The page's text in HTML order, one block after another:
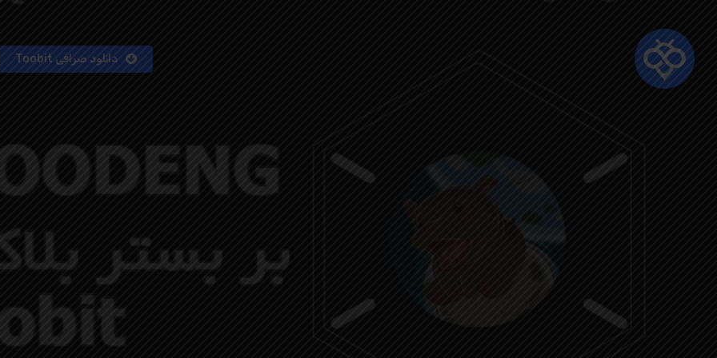
main
content
دانلود صرافی Toobit